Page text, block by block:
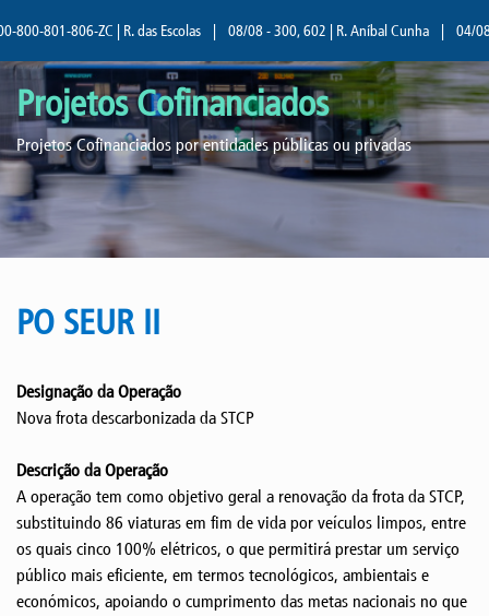
801-806-ZC | R. das Escolas 08/08 - 300, 602 | R. Aníbal Cunha 04/08
Projetos Cofinanciados
Projetos Cofinanciados por entidades públicas ou privadas
PO SEUR II
Designação da Operação
Nova frota descarbonizada da STCP
Descrição da Operação
A operação tem como objetivo geral a renovação da frota da STCP,
substituindo 86 viaturas em fim de vida por veículos limpos, entre
os quais cinco 100% elétricos, o que permitirá prestar um serviço
público mais eficiente, em termos tecnológicos, ambientais e
económicos, apoiando o cumprimento das metas nacionais no que